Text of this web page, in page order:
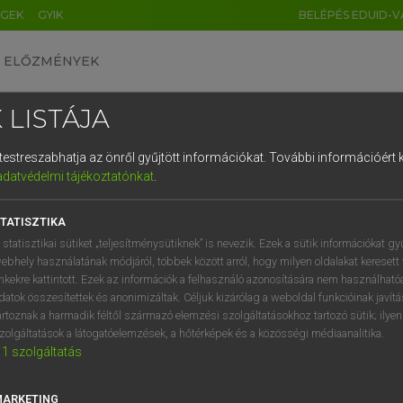
GYIK BELÉPÉS EDUID-
ELŐZMÉNYEK
szótár
VAN ELŐFIZETÉSED?
megtekintéséhez.
LISTÁJA
az önről gyűjtött információkat. További információért
tájékoztatónkat.
statisztikai sütiket „teljesítménysütiknek” is nevezik. Ezek a sütik információkat
használatának módjáról, többek között arról, hogy milyen oldalakat keresett
kattintott. Ezek az információk a felhasználó azonosítására nem
összesítettek és anonimizáltak. Céljuk kizárólag a weboldal funkcióinak
a harmadik féltől származó elemzési szolgáltatásokhoz tartozó sütik;
a látogatóelemzések, a hőtérképek és a közösségi médiaanalitika.
1 szolgáltatás
DE CN FR ES IT NL
1 2 3 4 5 6 7 8 9
q w e r t z u i
a s d f g h j k l é
í y x c v b n m , .